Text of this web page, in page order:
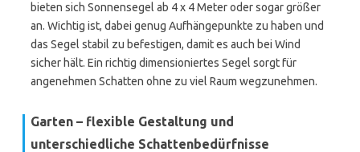
bieten sich Sonnensegel ab 4 x 4 Meter oder sogar größer
an. Wichtig ist, dabei genug Aufhängepunkte zu haben und
das Segel stabil zu befestigen, damit es auch bei Wind
sicher hält. Ein richtig dimensioniertes Segel sorgt für
angenehmen Schatten ohne zu viel Raum wegzunehmen.
Garten – flexible Gestaltung und
unterschiedliche Schattenbedürfnisse